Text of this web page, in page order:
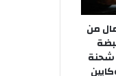
من
شحنة